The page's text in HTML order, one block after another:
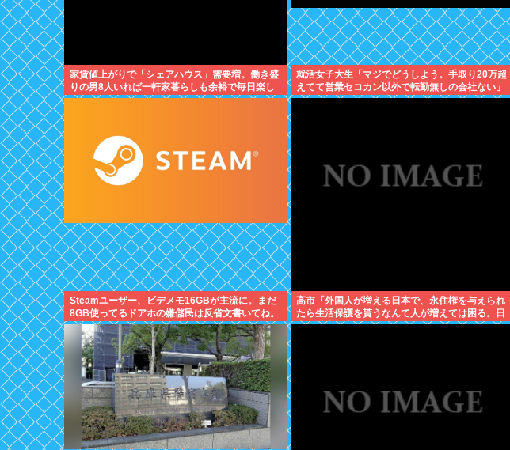
家賃値上がりで「シェアハウス」需要増。働き盛
りの男8人いれば一軒家暮らしも余裕で毎日楽し
い
就活女子大生「マジでどうしよう。手取り20万超
えてて営業セコカン以外で転勤無しの会社ない」
Steamユーザー、ビデメモ16GBが主流に。まだ
8GB使ってるドアホの嫌儲民は反省文書いてね。
高市「外国人が増える日本で、永住権を与えられ
たら生活保護を貰うなんて人が増えては困る。日
本人以上の水準の人のみ許可します」